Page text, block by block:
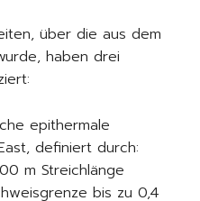
über die aus dem
haben drei
epithermale
definiert durch:
m Streichlänge
bis zu 0,4